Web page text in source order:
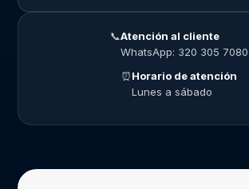
📞Atención al cliente
WhatsApp: 320 305 7080
⏰Horario de atención
Lunes a sábado